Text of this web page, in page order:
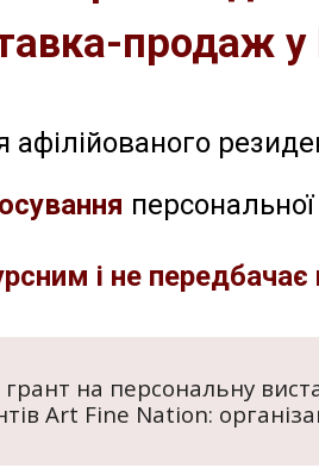
продаж у
персональної
і не
на персональну
Art Fine Nation: